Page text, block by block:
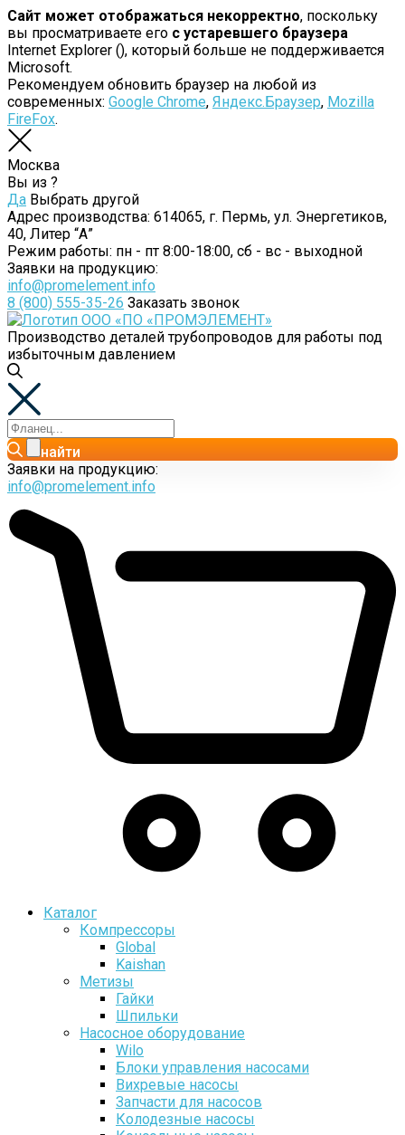
Сайт может отображаться некорректно, поскольку
вы просматриваете его с устаревшего браузера
Internet Explorer (), который больше не поддерживается
Microsoft.
Рекомендуем обновить браузер на любой из
современных: Google Chrome, Яндекс.Браузер, Mozilla
FireFox.
Москва
Вы из ?
Да Выбрать другой
Адрес производства: 614065, г. Пермь, ул. Энергетиков,
40, Литер “А”
Режим работы: пн - пт 8:00-18:00, сб - вс - выходной
Заявки на продукцию:
info@promelement.info
8 (800) 555-35-26 Заказать звонок
Производство деталей трубопроводов для работы под
избыточным давлением
найти
Заявки на продукцию:
info@promelement.info
Каталог
Компрессоры
Global
Kaishan
Метизы
Гайки
Шпильки
Насосное оборудование
Wilo
Блоки управления насосами
Вихревые насосы
Запчасти для насосов
Колодезные насосы